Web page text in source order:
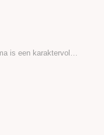
is een karaktervol…